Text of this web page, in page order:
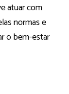
atuar com
normas e
o bem-estar